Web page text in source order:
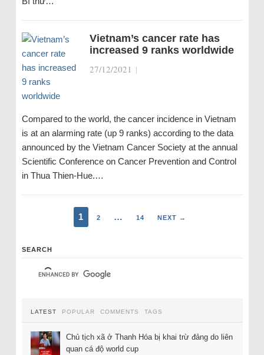
Vietnam’s cancer rate has
increased 9 ranks worldwide
27/12/2021 |
Compared to the world, the cancer incidence in Vietnam
is at an alarming rate (up 9 ranks) according to the data
announced by the Vietnam Cancer Society at the annual
Scientific Conference on Cancer Prevention and Control
in Thua Thien-Hue.…
1 2 … 14 NEXT →
SEARCH
LATEST POPULAR COMMENTS TAGS
Chủ tịch xã ở Thanh Hóa bị khai trừ đảng do liên
quan cá độ world cup